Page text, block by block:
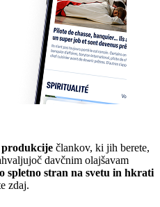
produkcije člankov, ki jih berete,
davčnim olajšavam
spletno stran na svetu in hkrati
zdaj.